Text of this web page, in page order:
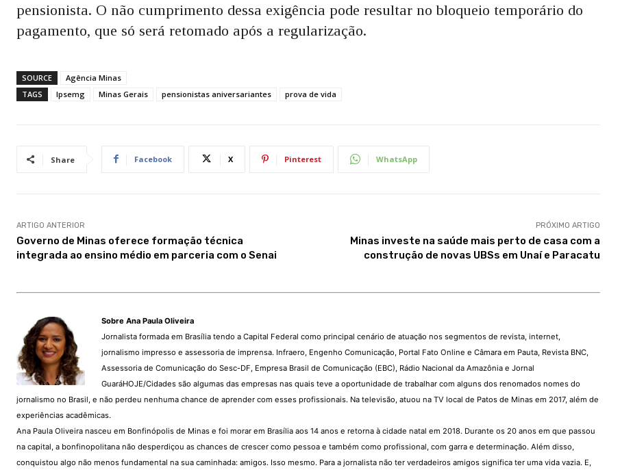
pensionista. O não cumprimento dessa exigência pode resultar no bloqueio temporário do
pagamento, que só será retomado após a regularização.
SOURCE
Agência Minas
TAGS
Ipsemg Minas Gerais pensionistas aniversariantes prova de vida
Share Facebook X Pinterest WhatsApp
ARTIGO ANTERIOR
Governo de Minas oferece formação técnica
integrada ao ensino médio em parceria com o Senai
PRÓXIMO ARTIGO
Minas investe na saúde mais perto de casa com a
construção de novas UBSs em Unaí e Paracatu
Sobre Ana Paula Oliveira
Jornalista formada em Brasília tendo a Capital Federal como principal cenário de atuação nos segmentos de revista, internet,
jornalismo impresso e assessoria de imprensa. Infraero, Engenho Comunicação, Portal Fato Online e Câmara em Pauta, Revista BNC,
Assessoria de Comunicação do Sesc-DF, Empresa Brasil de Comunicação (EBC), Rádio Nacional da Amazônia e Jornal
GuaráHOJE/Cidades são algumas das empresas nas quais teve a oportunidade de trabalhar com alguns dos renomados nomes do
jornalismo no Brasil, e não perdeu nenhuma chance de aprender com esses profissionais. Na televisão, atuou na TV local de Patos de Minas em 2017, além de
experiências acadêmicas.
Ana Paula Oliveira nasceu em Bonfinópolis de Minas e foi morar em Brasília aos 14 anos e retorna à cidade natal em 2018. Durante os 20 anos em que passou
na capital, a bonfinopolitana não desperdiçou as chances de crescer como pessoa e também como profissional, com garra e determinação. Além disso,
conquistou algo não menos fundamental na sua caminhada: amigos. Isso mesmo. Para a jornalista não ter verdadeiros amigos significa ter uma vida vazia. E,